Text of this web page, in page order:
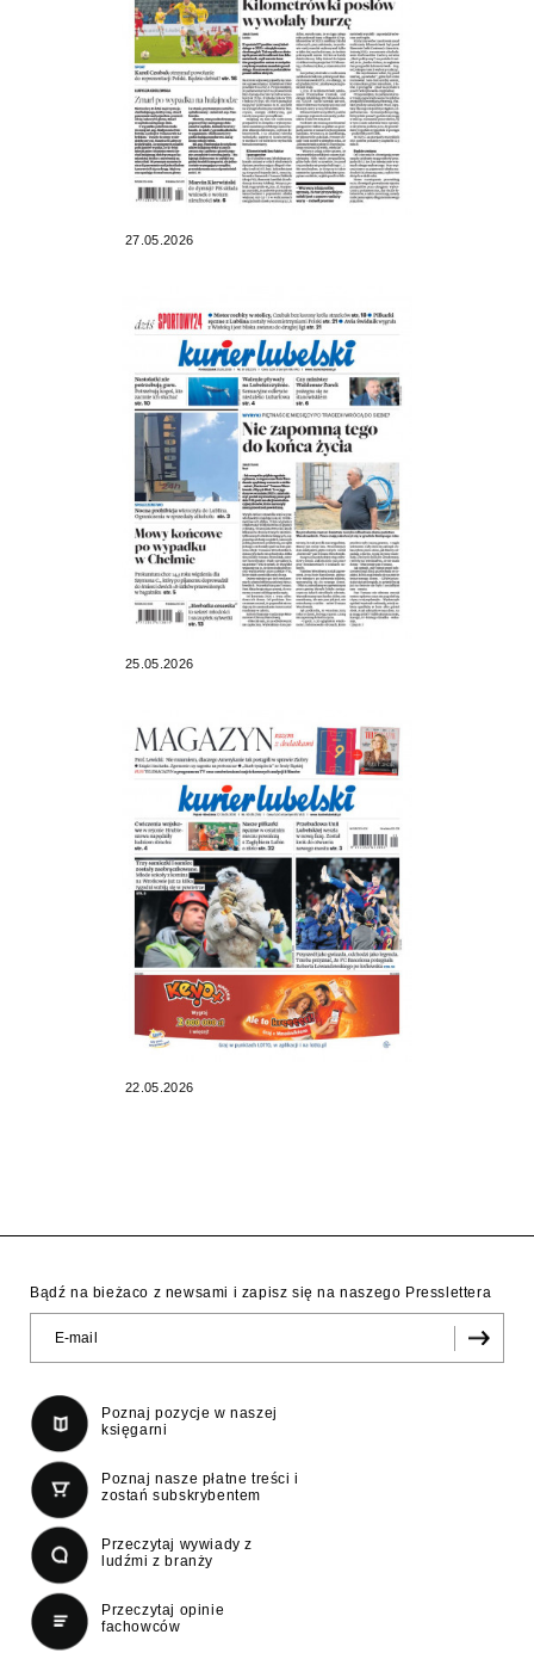
27.05.2026
25.05.2026
22.05.2026
Bądź na bieżaco z newsami i zapisz się na naszego Presslettera
Poznaj pozycje w naszej
księgarni
Poznaj nasze płatne treści i
zostań subskrybentem
Przeczytaj wywiady z
ludźmi z branży
Przeczytaj opinie
fachowców